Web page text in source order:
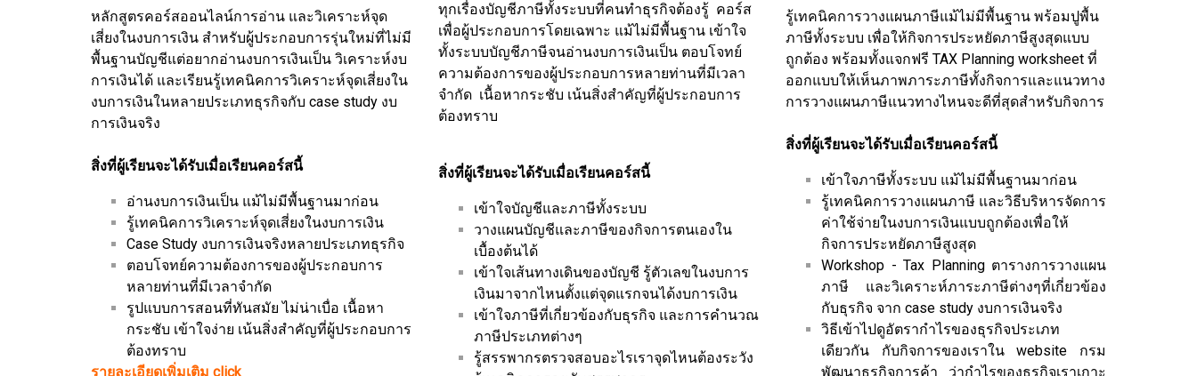
หลักสูตรคอร์สออนไลน์การอ่าน และวิเคราะห์จุด
เสี่ยงในงบการเงิน สำหรับผู้ประกอบการรุ่นใหม่ที่ไม่มี
พื้นฐานบัญชีแต่อยากอ่านงบการเงินเป็น วิเคราะห์งบ
การเงินได้ และเรียนรู้เทคนิคการวิเคราะห์จุดเสี่ยงใน
งบการเงินในหลายประเภทธุรกิจกับ case study งบ
การเงินจริง
สิ่งที่ผู้เรียนจะได้รับเมื่อเรียนคอร์สนี้
อ่านงบการเงินเป็น แม้ไม่มีพื้นฐานมาก่อน
รู้เทคนิคการวิเคราะห์จุดเสี่ยงในงบการเงิน
Case Study งบการเงินจริงหลายประเภทธุรกิจ
ตอบโจทย์ความต้องการของผู้ประกอบการ
หลายท่านที่มีเวลาจำกัด
รูปแบบการสอนที่ทันสมัย ไม่น่าเบื่อ เนื้อหา
กระชับ เข้าใจง่าย เน้นสิ่งสำคัญที่ผู้ประกอบการ
ต้องทราบ
รายละเอียดเพิ่มเติม click
ทุกเรื่องบัญชีภาษีทั้งระบบที่คนทำธุรกิจต้องรู้ คอร์ส
เพื่อผู้ประกอบการโดยเฉพาะ แม้ไม่มีพื้นฐาน เข้าใจ
ทั้งระบบบัญชีภาษีจนอ่านงบการเงินเป็น ตอบโจทย์
ความต้องการของผู้ประกอบการหลายท่านที่มีเวลา
จำกัด เนื้อหากระชับ เน้นสิ่งสำคัญที่ผู้ประกอบการ
ต้องทราบ
สิ่งที่ผู้เรียนจะได้รับเมื่อเรียนคอร์สนี้
เข้าใจบัญชีและภาษีทั้งระบบ
วางแผนบัญชีและภาษีของกิจการตนเองใน
เบื้องต้นได้
เข้าใจเส้นทางเดินของบัญชี รู้ตัวเลขในงบการ
เงินมาจากไหนตั้งแต่จุดแรกจนได้งบการเงิน
เข้าใจภาษีที่เกี่ยวข้องกับธุรกิจ และการคำนวณ
ภาษีประเภทต่างๆ
รู้สรรพากรตรวจสอบอะไรเราจุดไหนต้องระวัง
รู้เทคนิคการวางแผนภาษีแม้ไม่มีพื้นฐาน พร้อมปูพื้น
ภาษีทั้งระบบ เพื่อให้กิจการประหยัดภาษีสูงสุดแบบ
ถูกต้อง พร้อมทั้งแจกฟรี TAX Planning worksheet ที่
ออกแบบให้เห็นภาพภาระภาษีทั้งกิจการและแนวทาง
การวางแผนภาษีแนวทางไหนจะดีที่สุดสำหรับกิจการ
สิ่งที่ผู้เรียนจะได้รับเมื่อเรียนคอร์สนี้
เข้าใจภาษีทั้งระบบ แม้ไม่มีพื้นฐานมาก่อน
รู้เทคนิคการวางแผนภาษี และวิธีบริหารจัดการ
ค่าใช้จ่ายในงบการเงินแบบถูกต้องเพื่อให้
กิจการประหยัดภาษีสูงสุด
Workshop - Tax Planning ตารางการวางแผน
ภาษี และวิเคราะห์ภาระภาษีต่างๆที่เกี่ยวข้อง
กับธุรกิจ จาก case study งบการเงินจริง
วิธีเข้าไปดูอัตรากำไรของธุรกิจประเภท
เดียวกัน กับกิจการของเราใน website กรม
พัฒนาธุรกิจการค้า ว่ากำไรของธุรกิจเราเกาะ